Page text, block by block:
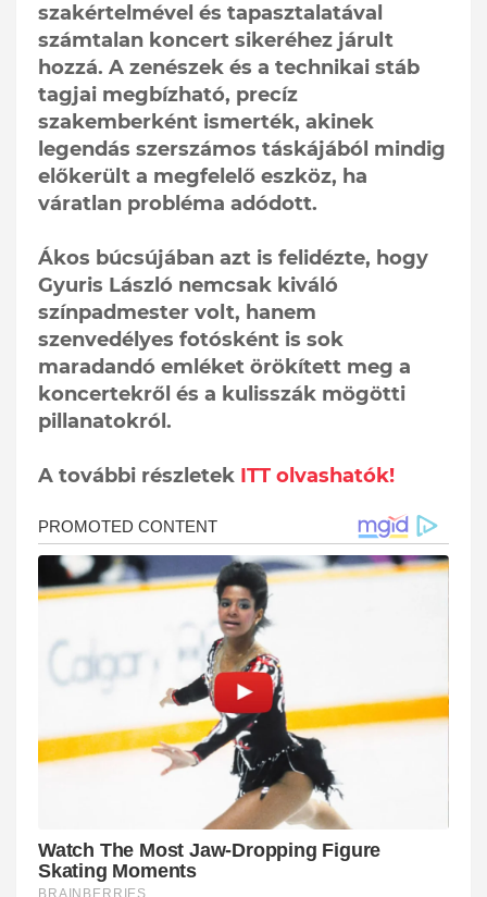
szakértelmével és tapasztalatával
számtalan koncert sikeréhez járult
hozzá. A zenészek és a technikai stáb
tagjai megbízható, precíz
szakemberként ismerték, akinek
legendás szerszámos táskájából mindig
előkerült a megfelelő eszköz, ha
váratlan probléma adódott.
Ákos búcsújában azt is felidézte, hogy
Gyuris László nemcsak kiváló
színpadmester volt, hanem
szenvedélyes fotósként is sok
maradandó emléket örökített meg a
koncertekről és a kulisszák mögötti
pillanatokról.
A további részletek ITT olvashatók!